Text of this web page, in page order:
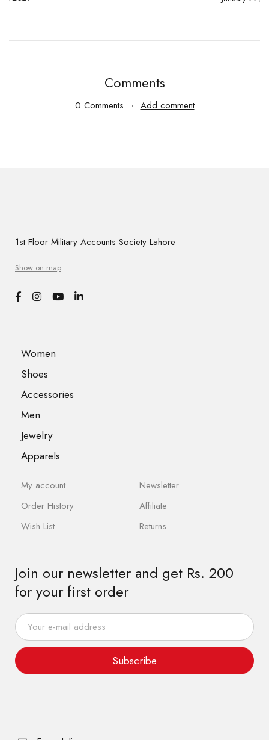
Comments
0 Comments Add comment
1st Floor Military Accounts Society Lahore
Show on map
Women
Shoes
Accessories
Men
Jewelry
Apparels
My account
Order History
Wish List
Newsletter
Affiliate
Returns
Join our newsletter and get Rs. 200
for your first order
Subscribe